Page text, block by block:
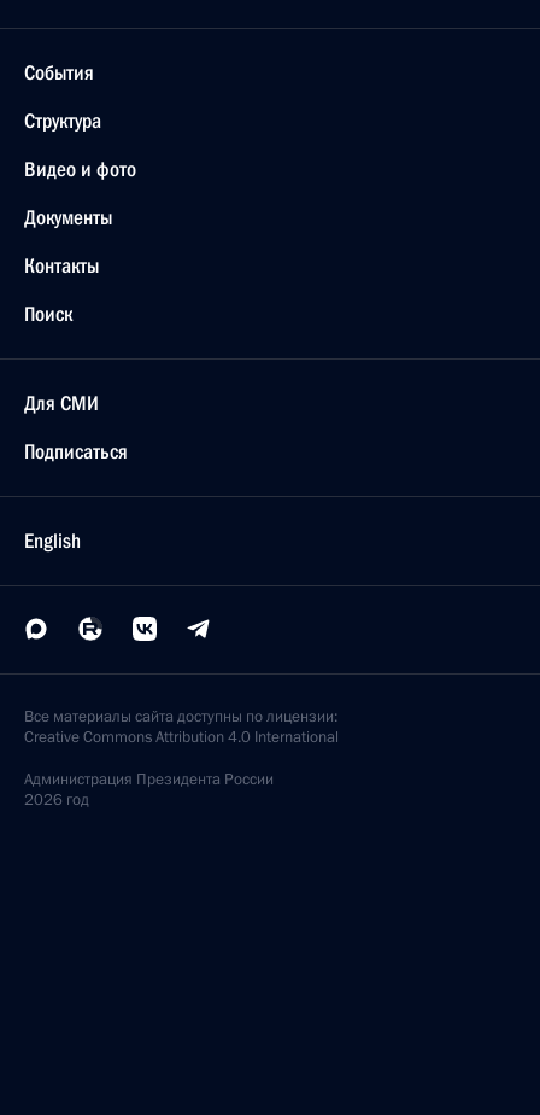
События
Структура
Видео и фото
Документы
Контакты
Поиск
Для СМИ
Подписаться
English
Все материалы сайта доступны по лицензии:
Creative Commons Attribution 4.0 International
Администрация Президента России
2026 год